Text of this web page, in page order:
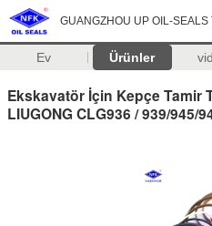
GUANGZHOU UP OIL-SEALS
Ev Ürünler
Ekskavatör İçin Kepçe Tamir
LIUGONG CLG936 / 939/945/